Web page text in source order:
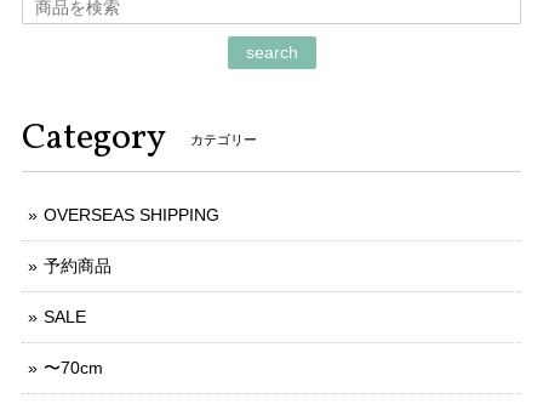
search
Category カテゴリー
OVERSEAS SHIPPING
予約商品
SALE
〜70cm